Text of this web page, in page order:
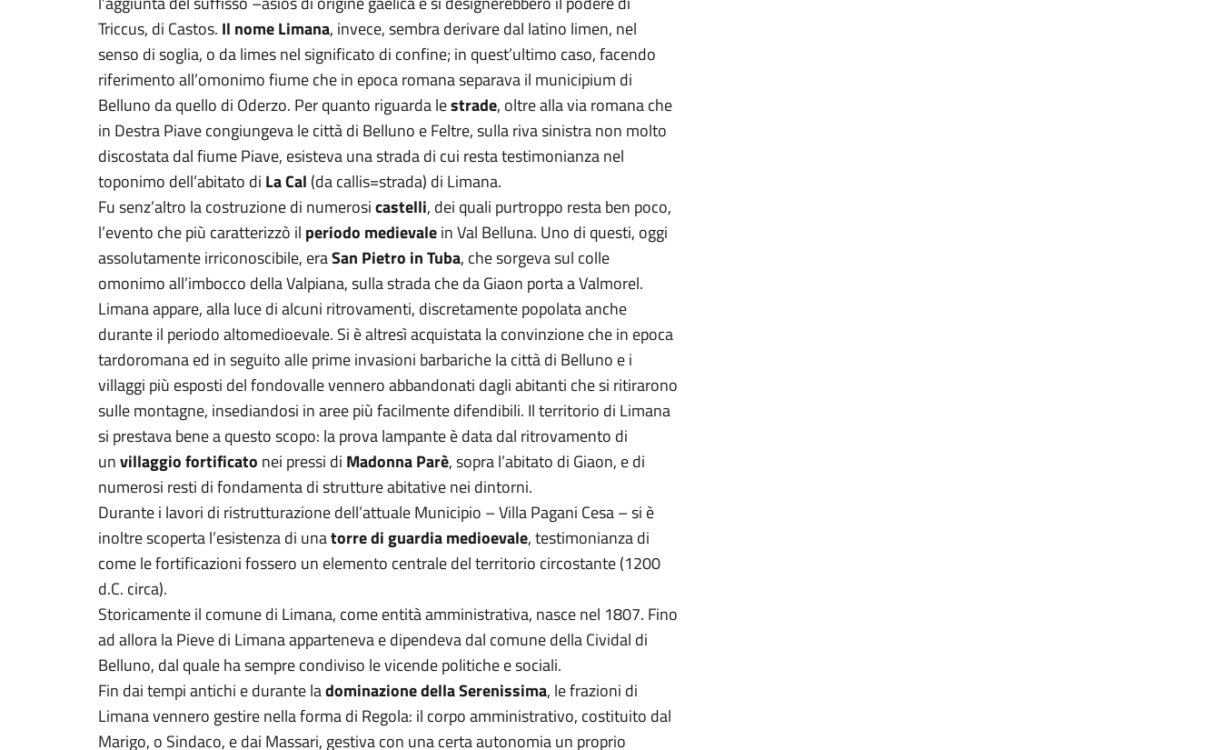
Triccus, di Castos. Il nome Limana, invece, sembra derivare dal latino limen, nel
senso di soglia, o da limes nel significato di confine; in quest’ultimo caso, facendo
riferimento all’omonimo fiume che in epoca romana separava il municipium di
Belluno da quello di Oderzo. Per quanto riguarda lestrade, oltre alla via romana che
in Destra Piave congiungeva le città di Belluno e Feltre, sulla riva sinistra non molto
discostata dal fiume Piave, esisteva una strada di cui resta testimonianza nel
toponimo dell’abitato di La Cal (da callis=strada) di Limana.
Fu senz’altro la costruzione di numerosicastelli, dei quali purtroppo resta ben poco,
l’evento che più caratterizzò il periodo medievalein Val Belluna. Uno di questi, oggi
assolutamente irriconoscibile, eraSan Pietro in Tuba, che sorgeva sul colle
omonimo all’imbocco della Valpiana, sulla strada che da Giaon porta a Valmorel.
Limana appare, alla luce di alcuni ritrovamenti, discretamente popolata anche
durante il periodo altomedioevale. Si è altresì acquistata la convinzione che in epoca
tardoromana ed in seguito alle prime invasioni barbariche la città di Belluno e i
villaggi più esposti del fondovalle vennero abbandonati dagli abitanti che si ritirarono
sulle montagne, insediandosi in aree più facilmente difendibili. Il territorio di Limana
si prestava bene a questo scopo: la prova lampante è data dal ritrovamento di
unvillaggio fortificato nei pressi di Madonna Parè, sopra l’abitato di Giaon, e di
numerosi resti di fondamenta di strutture abitative nei dintorni.
Durante i lavori di ristrutturazione dell’attuale Municipio – Villa Pagani Cesa – si è
inoltre scoperta l’esistenza di unatorre di guardia medioevale, testimonianza di
come le fortificazioni fossero un elemento centrale del territorio circostante (1200
d.C. circa).
Storicamente il comune di Limana, come entità amministrativa, nasce nel 1807. Fino
ad allora la Pieve di Limana apparteneva e dipendeva dal comune della Cividal di
Belluno, dal quale ha sempre condiviso le vicende politiche e sociali.
Fin dai tempi antichi e durante ladominazione della Serenissima, le frazioni di
Limana vennero gestire nella forma di Regola: il corpo amministrativo, costituito dal
Marigo, o Sindaco, e dai Massari, gestiva con una certa autonomia un proprio